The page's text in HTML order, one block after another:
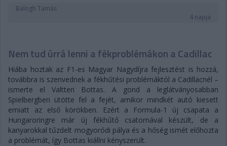
Balogh Tamás
4 napja
Nem tud úrrá lenni a fékproblémákon a Cadillac
Hiába hoztak az F1-es Magyar Nagydíjra fejlesztést is hozzá,
továbbra is szenvednek a fékhűtési problémáktól a Cadillacnél –
ismerte el Valtteri Bottas. A gond a leglátványosabban
Spielbergben ütötte fel a fejét, amikor mindkét autó kiesett
emiatt az első körökben. Ezért a Formula-1 új csapata a
Hungaroringre már új fékhűtő csatornával készült, de a
kanyarokkal tűzdelt mogyoródi pálya és a hőség ismét előhozta
a problémát, így Bottas kiállni kényszerült.